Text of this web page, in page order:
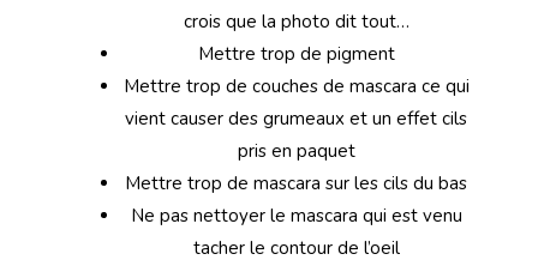
crois que la photo dit tout…
Mettre trop de pigment
Mettre trop de couches de mascara ce qui
vient causer des grumeaux et un effet cils
pris en paquet
Mettre trop de mascara sur les cils du bas
Ne pas nettoyer le mascara qui est venu
tacher le contour de l’oeil